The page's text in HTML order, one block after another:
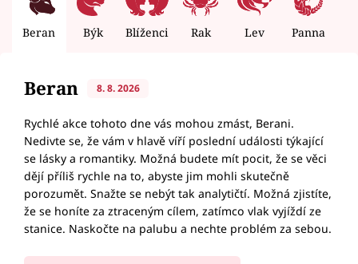
Beran Býk Blíženci Rak Lev Panna
Beran 8. 8. 2026
Rychlé akce tohoto dne vás mohou zmást, Berani.
Nedivte se, že vám v hlavě víří poslední události týkající
se lásky a romantiky. Možná budete mít pocit, že se věci
dějí příliš rychle na to, abyste jim mohli skutečně
porozumět. Snažte se nebýt tak analytičtí. Možná zjistíte,
že se honíte za ztraceným cílem, zatímco vlak vyjíždí ze
stanice. Naskočte na palubu a nechte problém za sebou.